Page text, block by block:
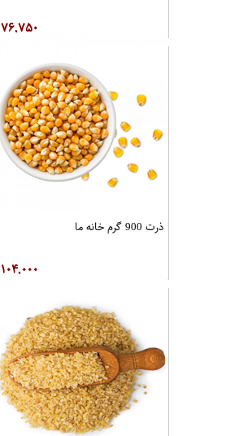
۷۶,۷۵۰
ذرت 900 گرم خانه ما
۱۰۴,۰۰۰